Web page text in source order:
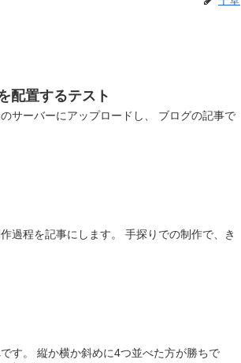
配置するテスト
サーバーにアップロードし、 ブログの記事で
過程を記事にします。 手探りでの制作で、き
す。 縦か横か斜めに4つ並べた方が勝ちで